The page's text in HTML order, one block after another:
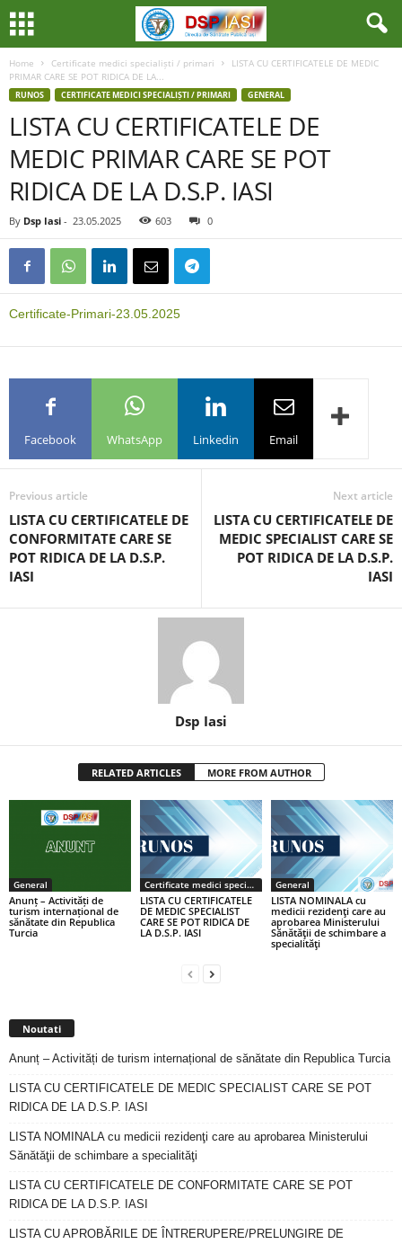
Home Certificate medici specialiști / primari
LISTA CU CERTIFICATELE DE MEDIC
PRIMAR CARE SE POT RIDICA DE LA...
RUNOS CERTIFICATE MEDICI SPECIALIȘTI / PRIMARI GENERAL
LISTA CU CERTIFICATELE DE
MEDIC PRIMAR CARE SE POT
RIDICA DE LA D.S.P. IASI
By Dsp Iasi - 23.05.2025 603 0
Certificate-Primari-23.05.2025
Facebook WhatsApp Linkedin Email
Previous article
LISTA CU CERTIFICATELE DE
CONFORMITATE CARE SE
POT RIDICA DE LA D.S.P.
IASI
Next article
LISTA CU CERTIFICATELE DE
MEDIC SPECIALIST CARE SE
POT RIDICA DE LA D.S.P.
IASI
Dsp Iasi
RELATED ARTICLES MORE FROM AUTHOR
General
Anunț – Activități de
turism internațional de
sănătate din Republica
Turcia
Certificate medici specialiști / primari
LISTA CU CERTIFICATELE
DE MEDIC SPECIALIST
CARE SE POT RIDICA DE
LA D.S.P. IASI
General
LISTA NOMINALA cu
medicii rezidenţi care au
aprobarea Ministerului
Sănătăţii de schimbare a
specialităţi
Noutati
Anunț – Activități de turism internațional de sănătate din Republica Turcia
LISTA CU CERTIFICATELE DE MEDIC SPECIALIST CARE SE POT
RIDICA DE LA D.S.P. IASI
LISTA NOMINALA cu medicii rezidenţi care au aprobarea Ministerului
Sănătăţii de schimbare a specialităţi
LISTA CU CERTIFICATELE DE CONFORMITATE CARE SE POT
RIDICA DE LA D.S.P. IASI
LISTA CU APROBĂRILE DE ÎNTRERUPERE/PRELUNGIRE DE